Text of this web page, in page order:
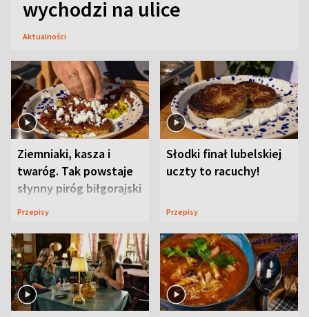
wychodzi na ulice
Aktualności
Ziemniaki, kasza i
twaróg. Tak powstaje
słynny piróg biłgorajski
Przepisy
Słodki finał lubelskiej
uczty to racuchy!
Przepisy